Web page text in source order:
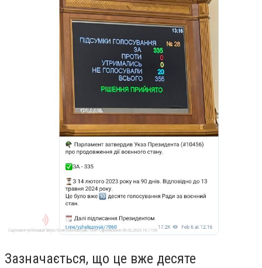
Зазначається, що це вже десяте